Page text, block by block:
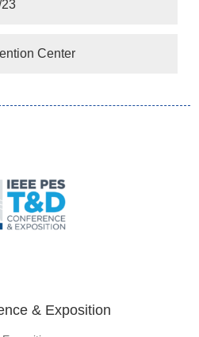
Center
& Exposition